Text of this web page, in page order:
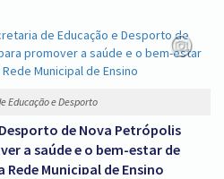
Educação e Desporto
de Nova Petrópolis
a saúde e o bem-estar de
Municipal de Ensino